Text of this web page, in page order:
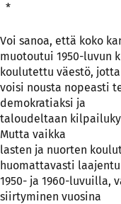
*
Voi sanoa, että koko
muotoutui 1950-luvun
koulutettu väestö,
voisi nousta nopeasti
demokratiaksi ja
taloudeltaan
Mutta vaikka
lasten ja nuorten
huomattavasti
1950- ja 1960-luvuilla,
siirtyminen vuosina